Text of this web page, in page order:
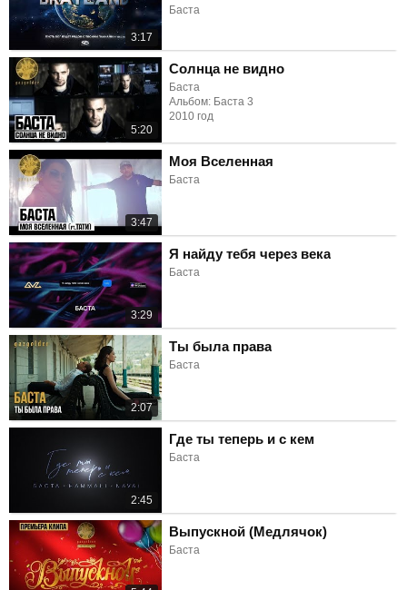
3:17
Баста
5:20
Солнца не видно
Баста
Альбом: Баста 3
2010 год
3:47
Моя Вселенная
Баста
3:29
Я найду тебя через века
Баста
2:07
Ты была права
Баста
2:45
Где ты теперь и с кем
Баста
Выпускной (Медлячок)
Баста